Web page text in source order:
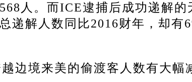
人。 而ICE逮捕后成功递解的
递解人数同比2016财年，却有
边境来美的偷渡客人数有大幅